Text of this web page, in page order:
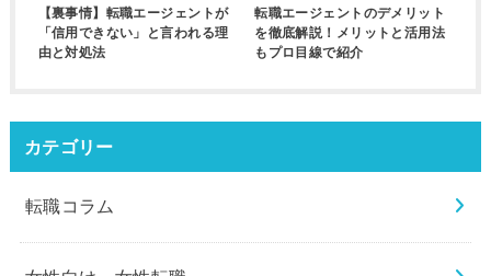
【裏事情】転職エージェントが
「信用できない」と言われる理
由と対処法
転職エージェントのデメリット
を徹底解説！メリットと活用法
もプロ目線で紹介
カテゴリー
転職コラム